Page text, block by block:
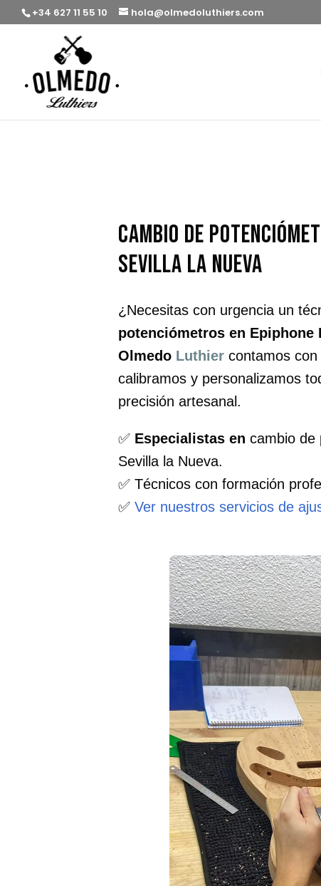
+34 627 11 55 10 hola@olmedoluthiers.com
cambio de
Sevilla la Nueva
¿Necesitas con urgencia un
potenciómetros en Epiphone
Olmedo Luthier contamos
calibramos y personalizamos
precisión artesanal.
✅ Especialistas en cambio de
Sevilla la Nueva.
✅ Técnicos con formación
✅Ver nuestros servicios de